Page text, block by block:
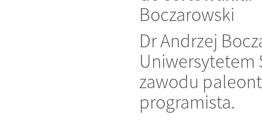
Boczarowski
Dr Andrzej
Uniwersytetem
zawodu
programista.